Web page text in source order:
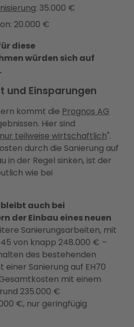
: 35.000 €
20.000 €
diese
würden sich auf
und Einsparungen
kommt die Prognos AG
Hier sind
teilweise wirtschaftlich".
durch die Sanierung auf
in der Regel sinken, ist der
wie bei
auch bei
der Einbau eines neuen
Sanierungsarbeiten, mit
von knapp 248.000 € –
des bestehenden
einer Sanierung auf EH70
mit einem
235.000 €
€, nur geringfügig